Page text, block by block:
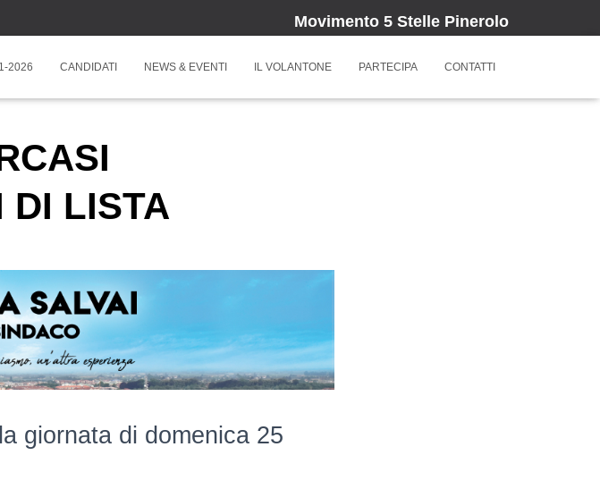
Movimento 5 Stelle Pinerolo
2026 CANDIDATI NEWS & EVENTI IL VOLANTONE PARTECIPA CONTATTI
DI LISTA
giornata di domenica 25